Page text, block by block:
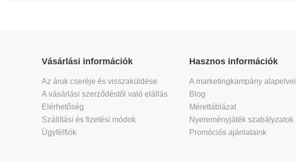
Vásárlási információk
Az áruk cseréje és visszaküldése
A vásárlási szerződéstől való elállás
Elérhetőség
Szállítási és fizetési módok
Ügyfélfiók
Hasznos információk
A marketingkampány alapelvei
Blog
Mérettáblázat
Nyereményjáték szabályzatok
Promóciós ajánlataink